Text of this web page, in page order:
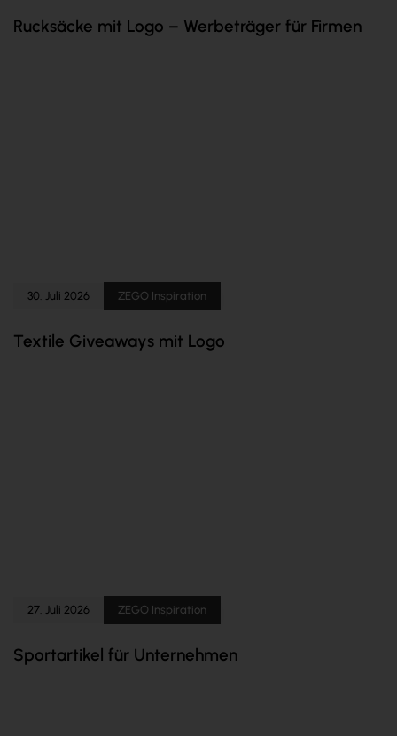
Rucksäcke mit Logo – Werbeträger für Firmen
30. Juli 2026 ZEGO Inspiration
Textile Giveaways mit Logo
27. Juli 2026 ZEGO Inspiration
Sportartikel für Unternehmen